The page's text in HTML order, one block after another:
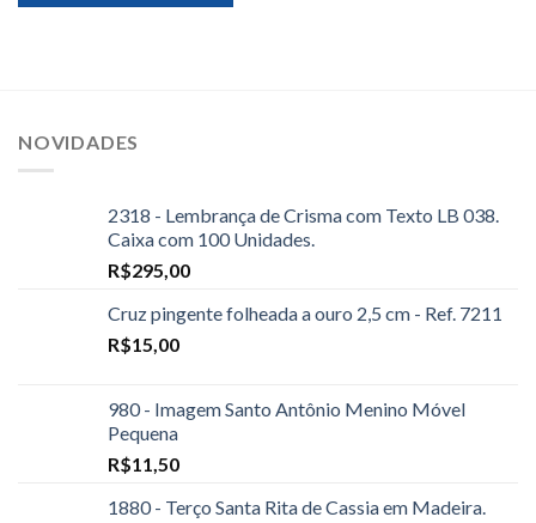
NOVIDADES
2318 - Lembrança de Crisma com Texto LB 038.
Caixa com 100 Unidades.
R$295,00
Cruz pingente folheada a ouro 2,5 cm - Ref. 7211
R$15,00
980 - Imagem Santo Antônio Menino Móvel
Pequena
R$11,50
1880 - Terço Santa Rita de Cassia em Madeira.